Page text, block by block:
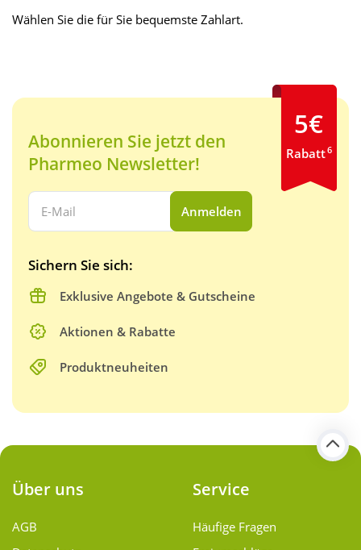
Wählen Sie die für Sie bequemste Zahlart.
Abonnieren Sie jetzt den
Pharmeo Newsletter!
Ihre E-Mail Adresse:
Anmelden
Sichern Sie sich:
Exklusive Angebote & Gutscheine
Aktionen & Rabatte
Produktneuheiten
5€
Rabatt6
Über uns
AGB
Service
Häufige Fragen